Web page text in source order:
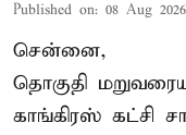
Published on: 08 Aug
சென்னை,
தொகுதி
காங்கிரஸ் கட்சி